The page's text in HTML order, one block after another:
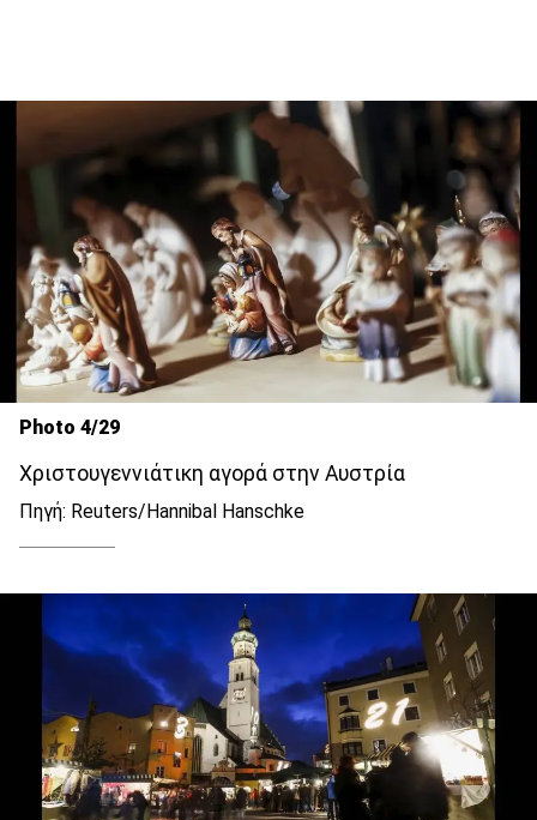
Photo 4/29
Χριστουγεννιάτικη αγορά στην Αυστρία
Πηγή: Reuters/Hannibal Hanschke